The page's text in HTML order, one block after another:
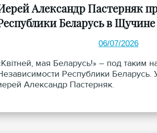
Александр Пастерняк
Беларусь в Щучине
06/07/2026
мая Беларусь!» – под
Республики
Александр Пастерняк.